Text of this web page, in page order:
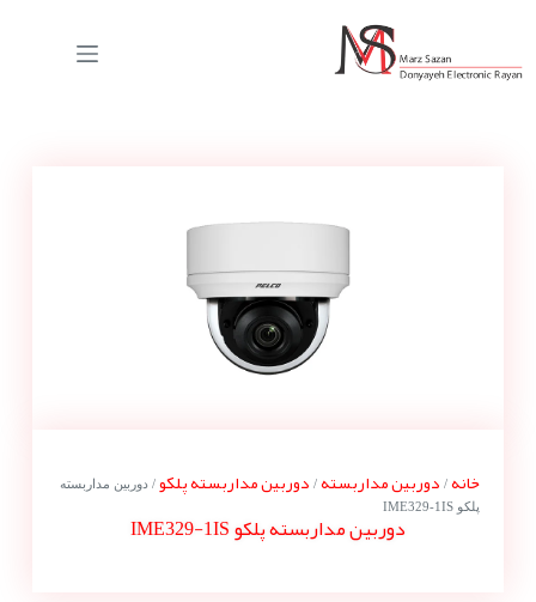
خانه/ دوربین مداربسته/ دوربین مداربسته پلکو/ دوربین مداربسته
پلکو IME329-1IS
دوربین مداربسته پلکو IME329-1IS